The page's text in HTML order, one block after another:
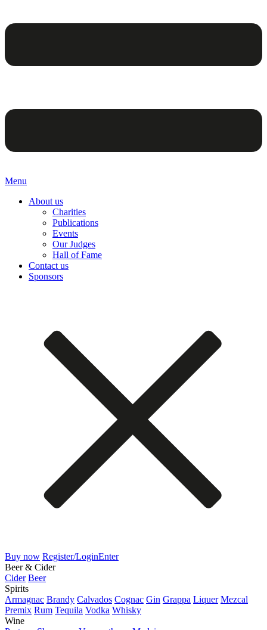
Menu
About us
Charities
Publications
Events
Our Judges
Hall of Fame
Contact us
Sponsors
Buy now Register/LoginEnter
Beer & Cider
Cider Beer
Spirits
Armagnac Brandy Calvados Cognac Gin Grappa Liquer Mezcal
Premix Rum Tequila Vodka Whisky
Wine